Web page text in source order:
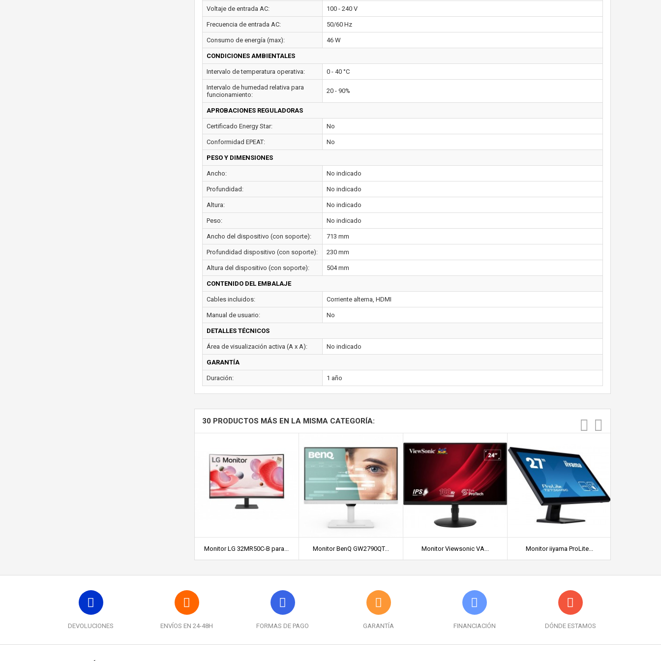
Voltaje de entrada AC: 100 - 240 V
Frecuencia de entrada AC: 50/60 Hz
Consumo de energía (max): 46 W
CONDICIONES AMBIENTALES
Intervalo de temperatura operativa: 0 - 40 °C
Intervalo de humedad relativa para
funcionamiento:
20 - 90%
APROBACIONES REGULADORAS
Certificado Energy Star: No
Conformidad EPEAT: No
PESO Y DIMENSIONES
Ancho: No indicado
Profundidad: No indicado
Altura: No indicado
Peso: No indicado
Ancho del dispositivo (con soporte): 713 mm
Profundidad dispositivo (con soporte): 230 mm
Altura del dispositivo (con soporte): 504 mm
CONTENIDO DEL EMBALAJE
Cables incluidos: Corriente alterna, HDMI
Manual de usuario: No
DETALLES TÉCNICOS
Área de visualización activa (A x A): No indicado
GARANTÍA
Duración: 1 año
30 PRODUCTOS MÁS EN LA MISMA CATEGORÍA:
Monitor LG 32MR50C-B para... Monitor BenQ GW2790QT... Monitor Viewsonic VA... Monitor iiyama ProLite...
DEVOLUCIONES ENVÍOS EN 24-48H FORMAS DE PAGO GARANTÍA FINANCIACIÓN DÓNDE ESTAMOS